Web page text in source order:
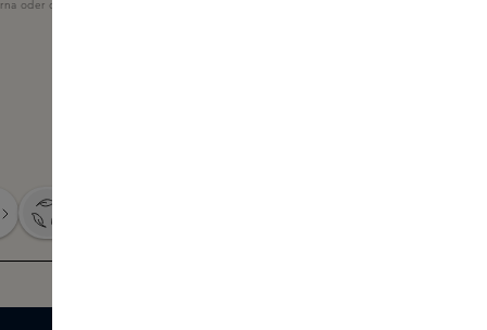
oder der Skins-Geschenkkarte.